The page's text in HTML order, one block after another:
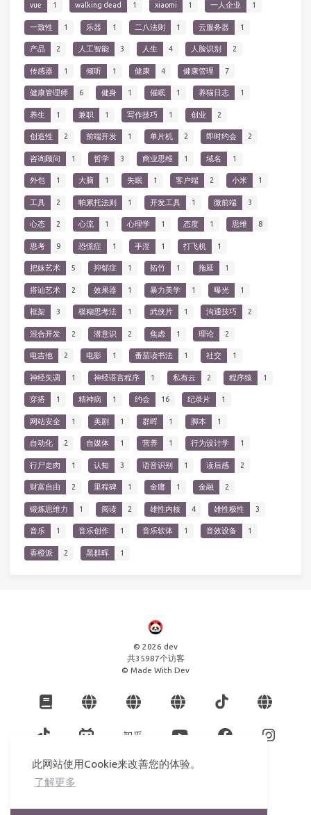
此网站使用Cookie来改善您的体验。
了解更多
vue 1 walking dead 1 xiaomi 1 一人企业 1
一致性 1 乐器 1 二八法则 1 云服务器 1
产品 2 人工智能 3 人生 4 人脸识别 2
传感器 1 倾听 1 健康 4 健康管理 7
健康管理师 6 健身 1 催眠 1 养猫日志 1
养生 1 兼职 1 写作技巧 1 创业 2
创造性 2 前端开发 1 单片机 2 即时约会 2
咨询顾问 1 哲学 3 商业思维 1 域名 1
外包 1 大脑 1 失眠 1 客户端 2 小米 1
工具 2 帕累托法则 1 开发工具 1 微前端 3
心态 2 心流 1 心理学 1 态度 1 思维 8
思考 9 恐慌症 1 手淫 1 打飞机 1
把妹艺术 5 抑郁症 1 拓竹 1 拖延 1
搭讪艺术 2 效果器 1 暴力美学 1 曝光 1
框架 3 模糊思考法 1 武侠片 1 沟通技巧 2
混合开发 2 潜意识 2 焦虑 1 理论 2
电吉他 2 电影 1 番茄读书法 1 社交 1
神经失调 1 神经语言程序 1 私有云 2 程序猿 1
穿搭 1 精神病 1 约会 16 纪录片 1
网站安全 1 美剧 1 群晖 1 脚本 1
自动化 2 自媒体 1 营养 1 行为设计学 1
行尸走肉 1 认知 3 语音识别 1 读后感 2
财富自由 2 里程碑 1 金庸 1 金融 2
锻炼思维力 1 阅读 2 雄性内核 4 雄性极性 3
音乐 1 音乐创作 1 音乐软体 1 音效设备 1
香橙派 2 黑群晖 1
© 2026 dev
共35987个访客
© Made With Dev